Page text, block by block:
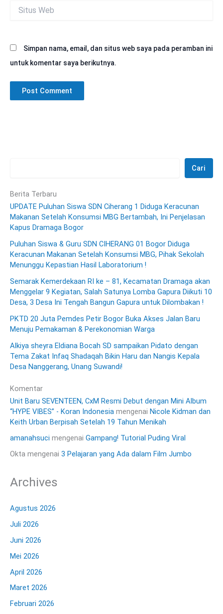
Web
Simpan nama, email, dan situs web saya pada peramban ini
untuk komentar saya berikutnya.
Cari
Berita Terbaru
UPDATE Puluhan Siswa SDN Ciherang 1 Diduga Keracunan
Makanan Setelah Konsumsi MBG Bertambah, Ini Penjelasan
Kapus Dramaga Bogor
Puluhan Siswa & Guru SDN CIHERANG 01 Bogor Diduga
Keracunan Makanan Setelah Konsumsi MBG, Pihak Sekolah
Menunggu Kepastian Hasil Laboratorium !
Semarak Kemerdekaan RI ke – 81, Kecamatan Dramaga akan
Menggelar 9 Kegiatan, Salah Satunya Lomba Gapura Diikuti 10
Desa, 3 Desa Ini Tengah Bangun Gapura untuk Dilombakan !
PKTD 20 Juta Pemdes Petir Bogor Buka Akses Jalan Baru
Menuju Pemakaman & Perekonomian Warga
Alkiya sheyra Eldiana Bocah SD sampaikan Pidato dengan
Tema Zakat Infaq Shadaqah Bikin Haru dan Nangis Kepala
Desa Nanggerang, Unang Suwandi!
Komentar
Unit Baru SEVENTEEN, CxM Resmi Debut dengan Mini Album
“HYPE VIBES” - Koran Indonesia mengenai Nicole Kidman dan
Keith Urban Berpisah Setelah 19 Tahun Menikah
amanahsuci mengenai Gampang! Tutorial Puding Viral
Okta mengenai 3 Pelajaran yang Ada dalam Film Jumbo
Archives
Agustus 2026
Juli 2026
Juni 2026
Mei 2026
April 2026
Maret 2026
Februari 2026